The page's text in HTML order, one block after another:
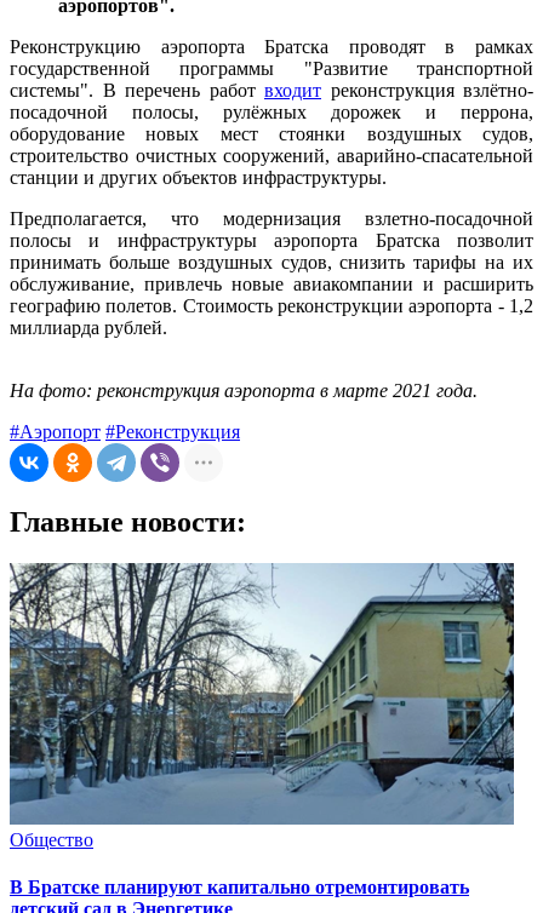
аэропортов".
Реконструкцию аэропорта Братска проводят в рамках
государственной программы "Развитие транспортной
системы". В перечень работ входит реконструкция взлётно-
посадочной полосы, рулёжных дорожек и перрона,
оборудование новых мест стоянки воздушных судов,
строительство очистных сооружений, аварийно-спасательной
станции и других объектов инфраструктуры.
Предполагается, что модернизация взлетно-посадочной
полосы и инфраструктуры аэропорта Братска позволит
принимать больше воздушных судов, снизить тарифы на их
обслуживание, привлечь новые авиакомпании и расширить
географию полетов. Стоимость реконструкции аэропорта - 1,2
миллиарда рублей.
На фото: реконструкция аэропорта в марте 2021 года.
#Аэропорт #Реконструкция
Главные новости:
Общество
В Братске планируют капитально отремонтировать